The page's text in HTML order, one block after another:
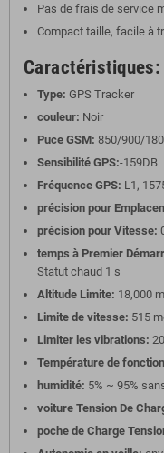
Pas de frais de service
Compact taille, facile à
Caractéristiques:
Type: GPS Tracker
couleur: Noir
Puce GSM: 850/900/
Sensibilité GPS:-159DB
Fréquence GPS: L1,
précision pour
précision pour Vitesse:
temps à Premier
Statut chaud 1 s
Altitude Limite: 18,000
Limite de vitesse: 515
Limiter les vibrations:
Température de
humidité: 5% ~ 95%
voiture Tension De
poche de Charge